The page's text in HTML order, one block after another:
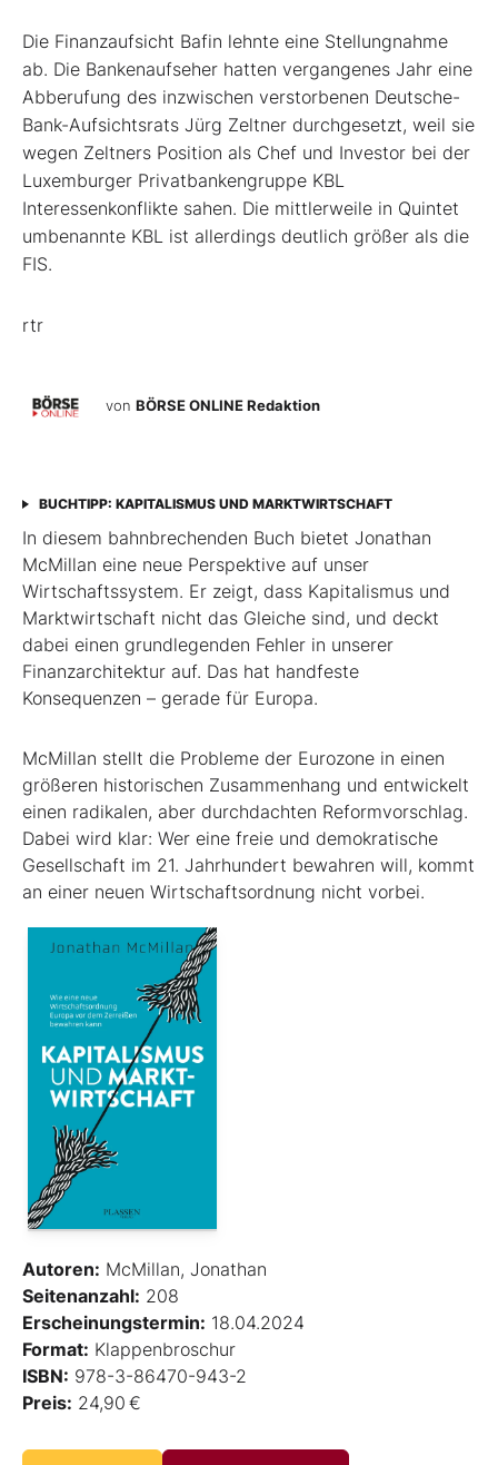
Die Finanzaufsicht Bafin lehnte eine Stellungnahme
ab. Die Bankenaufseher hatten vergangenes Jahr eine
Abberufung des inzwischen verstorbenen Deutsche-
Bank-Aufsichtsrats Jürg Zeltner durchgesetzt, weil sie
wegen Zeltners Position als Chef und Investor bei der
Luxemburger Privatbankengruppe KBL
Interessenkonflikte sahen. Die mittlerweile in Quintet
umbenannte KBL ist allerdings deutlich größer als die
FIS.
rtr
von BÖRSE ONLINE Redaktion
BUCHTIPP: KAPITALISMUS UND MARKTWIRTSCHAFT
In diesem bahnbrechenden Buch bietet Jonathan
McMillan eine neue Perspektive auf unser
Wirtschaftssystem. Er zeigt, dass Kapitalismus und
Marktwirtschaft nicht das Gleiche sind, und deckt
dabei einen grundlegenden Fehler in unserer
Finanzarchitektur auf. Das hat handfeste
Konsequenzen – gerade für Europa.
McMillan stellt die Probleme der Eurozone in einen
größeren historischen Zusammenhang und entwickelt
einen radikalen, aber durchdachten Reformvorschlag.
Dabei wird klar: Wer eine freie und demokratische
Gesellschaft im 21. Jahrhundert bewahren will, kommt
an einer neuen Wirtschaftsordnung nicht vorbei.
Autoren: McMillan, Jonathan
Seitenanzahl: 208
Erscheinungstermin: 18.04.2024
Format: Klappenbroschur
ISBN: 978-3-86470-943-2
Preis: 24,90 €